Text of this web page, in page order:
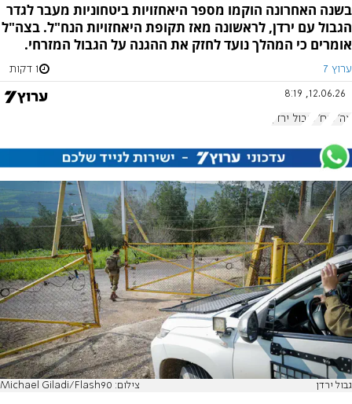
בשנה האחרונה הוקמו מספר היאחזויות ביטחוניות מעבר לגדר
הגבול עם ירדן, לראשונה מאז תקופת היאחזויות הנח"ל. בצה"ל
אומרים כי המהלך נועד לחזק את ההגנה על הגבול המזרחי.
ערוץ 7 1 דקות
12.06.26, 8:19
צה"ל נח"ל גבול ירדן
גבול ירדן צילום: Michael Giladi/Flash90